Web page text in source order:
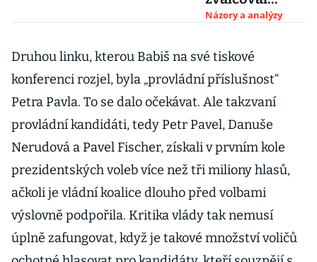
Pavel. Na Nově
Nerudová,
dokázala
oponovat
Babišovi
Názory a analýzy
Druhou linku, kterou Babiš na své tiskové
konferenci rozjel, byla „provládní příslušnost“
Petra Pavla. To se dalo očekávat. Ale takzvaní
provládní kandidáti, tedy Petr Pavel, Danuše
Nerudová a Pavel Fischer, získali v prvním kole
prezidentských voleb více než tři miliony hlasů,
ačkoli je vládní koalice dlouho před volbami
výslovně podpořila. Kritika vlády tak nemusí
úplně zafungovat, když je takové množství voličů